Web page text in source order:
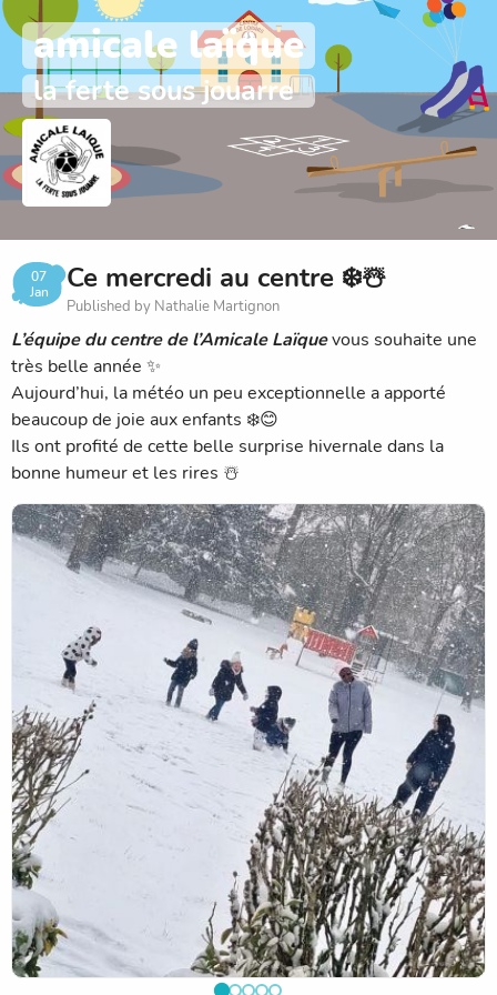
amicale laïque
la ferte sous jouarre
07
Jan
Ce mercredi au centre ❄️☃️
Published by Nathalie Martignon
L’équipe du centre de l’Amicale Laïquevous souhaite une
très belle année ✨
Aujourd’hui, la météo un peu exceptionnelle a apporté
beaucoup de joie aux enfants ❄️😊
Ils ont profité de cette belle surprise hivernale dans la
bonne humeur et les rires ☃️